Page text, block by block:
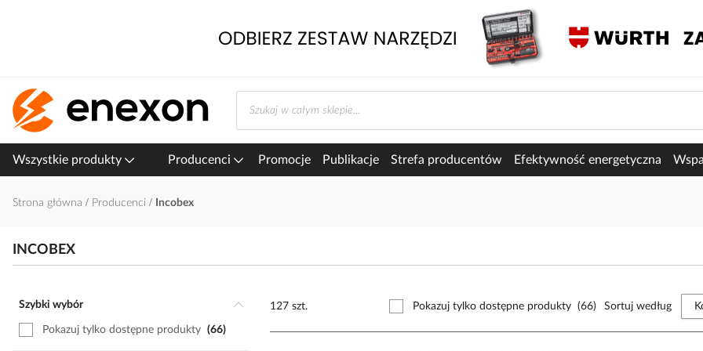
Wszystkie produkty Producenci Promocje Publikacje Strefa producentów Efektywność energetyczna
Strona główna Producenci Incobex
INCOBEX
127 szt. Pokazuj tylko dostępne produkty (66) Sortuj według
Szybki wybór
Pokazuj tylko dostępne produkty 66